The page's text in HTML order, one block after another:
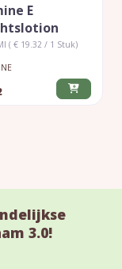
E
( € 19.32 / 1 Stuk)
3.0!